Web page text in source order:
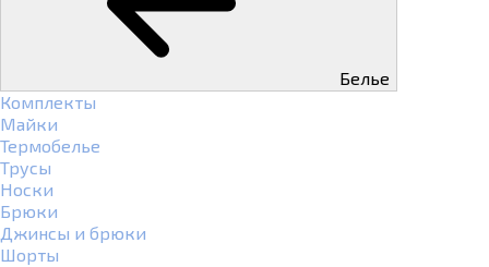
Белье
Комплекты
Майки
Термобелье
Трусы
Носки
Брюки
Джинсы и брюки
Шорты